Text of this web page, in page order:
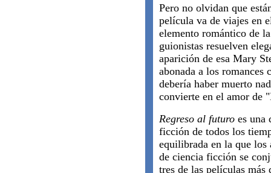
Pero no olvidan que
película va de viajes en
elemento romántico de
guionistas resuelven
aparición de esa Mary
abonada a los
debería haber muerto
convierte en el amor de
Regreso al futuro es una
ficción de todos los
equilibrada en la que los
de ciencia ficción se
tres de las películas más